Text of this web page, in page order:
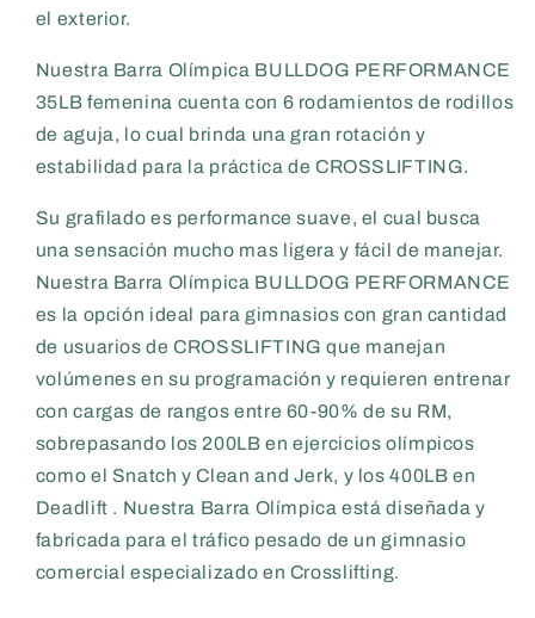
el exterior.
Nuestra Barra Olímpica BULLDOG PERFORMANCE
35LB femenina cuenta con 6 rodamientos de rodillos
de aguja, lo cual brinda una gran rotación y
estabilidad para la práctica de CROSSLIFTING.
Su grafilado es performance suave, el cual busca
una sensación mucho mas ligera y fácil de manejar.
Nuestra Barra Olímpica BULLDOG PERFORMANCE
es la opción ideal para gimnasios con gran cantidad
de usuarios de CROSSLIFTING que manejan
volúmenes en su programación y requieren entrenar
con cargas de rangos entre 60-90% de su RM,
sobrepasando los 200LB en ejercicios olímpicos
como el Snatch y Clean and Jerk, y los 400LB en
Deadlift . Nuestra Barra Olímpica está diseñada y
fabricada para el tráfico pesado de un gimnasio
comercial especializado en Crosslifting.